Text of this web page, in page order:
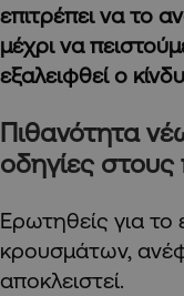
επιτρέπει να το
μέχρι να
εξαλειφθεί ο
Πιθανότητα
οδηγίες
Ερωτηθείς για
κρουσμάτων,
αποκλειστεί.